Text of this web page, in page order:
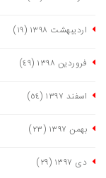
اردیبهشت ١٣٩٨ (١٩)
فروردین ١٣٩٨ (٤٩)
اسفند ١٣٩٧ (٥٤)
بهمن ١٣٩٧ (٢٣)
دی ١٣٩٧ (٢٩)